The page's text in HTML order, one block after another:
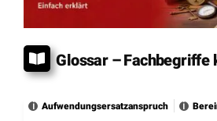
Glossar – Fachbegriffe
Aufwendungsersatzanspruch